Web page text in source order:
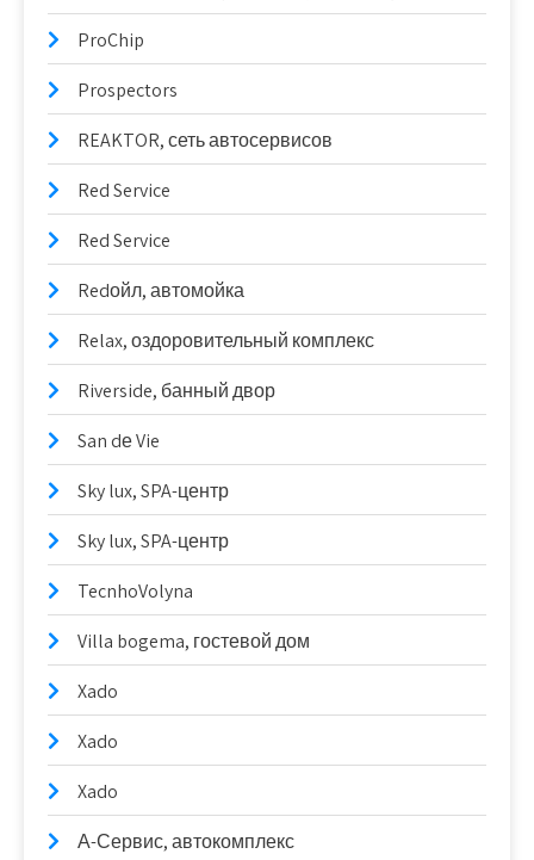
ProChip
Prospectors
REAKTOR, сеть автосервисов
Red Service
Red Service
Redойл, автомойка
Relax, оздоровительный комплекс
Riverside, банный двор
San dе Vie
Sky lux, SPA-центр
Sky lux, SPA-центр
TecnhoVolyna
Villa bogema, гостевой дом
Xado
Xado
Xado
А-Сервис, автокомплекс